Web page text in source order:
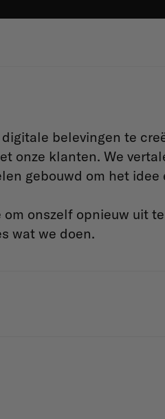
belevingen te
onze klanten. We
gebouwd om het idee
onszelf opnieuw uit
wat we doen.